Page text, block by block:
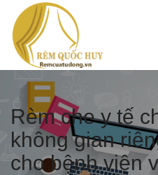
Rèm che y tế
không gian
cho bệnh viện